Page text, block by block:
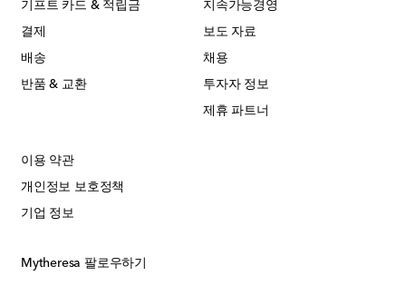
기프트 카드 & 적립금
결제
배송
반품 & 교환
지속가능경영
보도 자료
채용
투자자 정보
제휴 파트너
이용 약관
개인정보 보호정책
기업 정보
Mytheresa 팔로우하기